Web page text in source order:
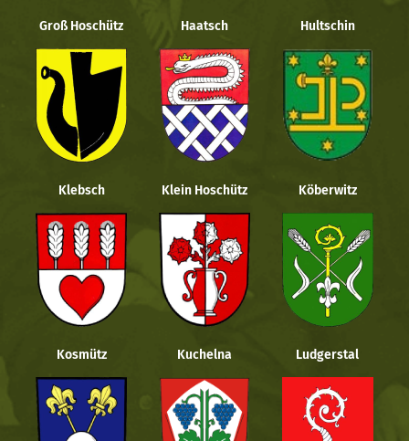
Groß Hoschütz Haatsch Hultschin
Klebsch Klein Hoschütz Köberwitz
Kosmütz Kuchelna Ludgerstal